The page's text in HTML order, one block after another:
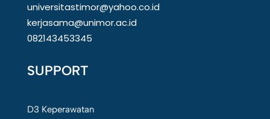
universitastimor@yahoo.co.id
kerjasama@unimor.ac.id
082143453345
SUPPORT
D3 Keperawatan